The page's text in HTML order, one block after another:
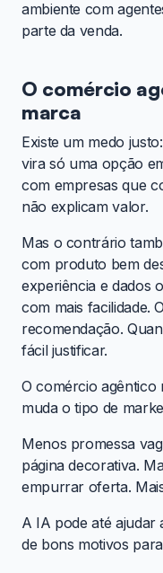
ambiente com
parte da venda.
O comércio
marca
Existe um medo
vira só uma opção
com empresas que
não explicam valor.
Mas o contrário
com produto bem
experiência e dados
com mais facilidade.
recomendação.
fácil justificar.
O comércio agêntico
muda o tipo de
Menos promessa
página decorativa.
empurrar oferta.
A IA pode até ajudar
de bons motivos